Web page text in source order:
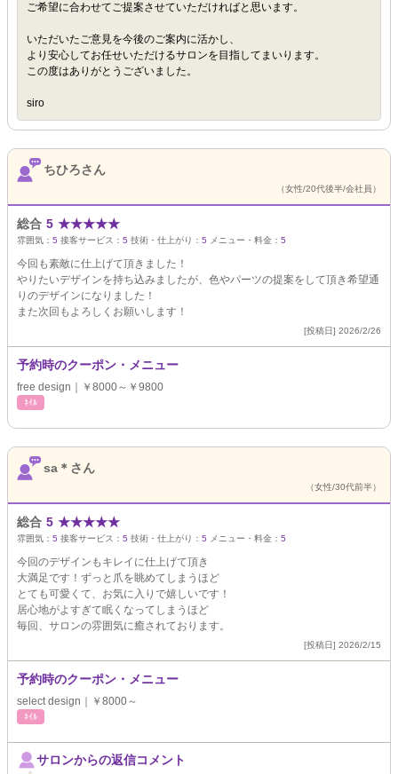
ご希望に合わせてご提案させていただければと思います。
いただいたご意見を今後のご案内に活かし、
より安心してお任せいただけるサロンを目指してまいります。
この度はありがとうございました。
siro
ちひろさん
（女性/20代後半/会社員）
総合 5 ★★★★★
雰囲気： 5 接客サービス： 5 技術・仕上がり： 5 メニュー・料金： 5
今回も素敵に仕上げて頂きました！
やりたいデザインを持ち込みましたが、色やパーツの提案をして頂き希望通
りのデザインになりました！
また次回もよろしくお願いします！
[投稿日] 2026/2/26
予約時のクーポン・メニュー
free design｜￥8000～￥9800
ﾈｲﾙ
sa＊さん
（女性/30代前半）
総合 5 ★★★★★
雰囲気： 5 接客サービス： 5 技術・仕上がり： 5 メニュー・料金： 5
今回のデザインもキレイに仕上げて頂き
大満足です！ずっと爪を眺めてしまうほど
とても可愛くて、お気に入りで嬉しいです！
居心地がよすぎて眠くなってしまうほど
毎回、サロンの雰囲気に癒されております。
[投稿日] 2026/2/15
予約時のクーポン・メニュー
select design｜￥8000～
ﾈｲﾙ
サロンからの返信コメント